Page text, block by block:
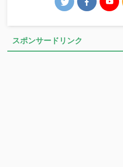
スポンサードリンク